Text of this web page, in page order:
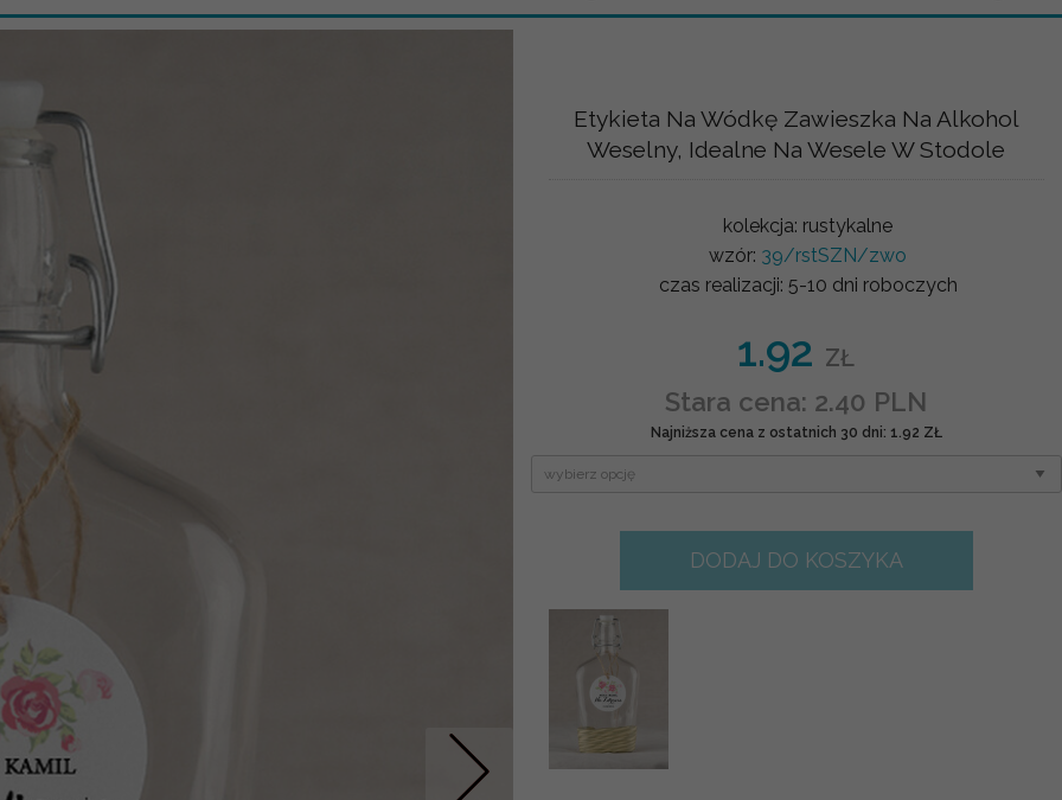
Nastepne
Etykieta Na Wódkę Zawieszka Na Alkohol
Weselny, Idealne Na Wesele W Stodole
kolekcja: rustykalne
wzór: 39/rstSZN/zwo
czas realizacji: 5-10 dni roboczych
1.92 ZŁ
Stara cena: 2.40 PLN
Najniższa cena z ostatnich 30 dni: 1.92 ZŁ
DODAJ DO KOSZYKA